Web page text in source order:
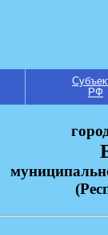
РФ